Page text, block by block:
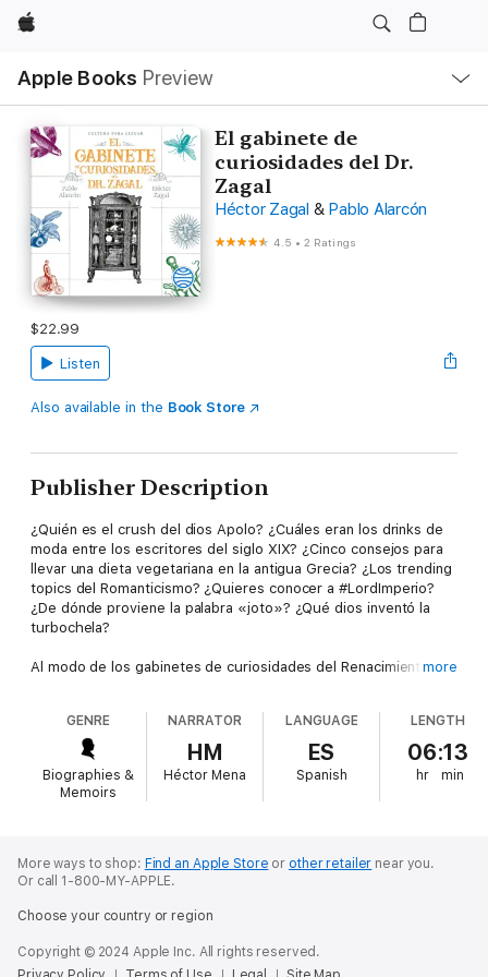
Apple
Apple Books Preview
Nav
Open
Menu
El gabinete de
curiosidades del Dr.
Zagal
Héctor Zagal & Pablo Alarcón
4.5 •2 Ratings
$22.99
Listen
Also available in the Book Store
Publisher Description
¿Quién es el crush del dios Apolo? ¿Cuáles eran los drinks de
moda entre los escritores del siglo XIX? ¿Cinco consejos para
llevar una dieta vegetariana en la antigua Grecia? ¿Los trending
topics del Romanticismo? ¿Quieres conocer a #LordImperio?
¿De dónde proviene la palabra «joto»? ¿Qué dios inventó la
turbochela?
Al modo de los gabinetes de curiosidades del Renacimiento y el
Zagal y Pablo Alarcón reúnen anécdotas para satisfacer
cualquier curiosidad.
Por estos capítulos desfilan personajes divinos como Tláloc y
Thor; villanos como Darth Vader y Barbanegra; filósofos como
Platón, y músicos como Mozart y Bob Marley; cuyas vidas se
more
GENRE
Biographies &
Memoirs
NARRATOR
HM
Héctor Mena
LANGUAGE
ES
Spanish
LENGTH
06:13
hr min
More ways to shop: Find an Apple Store or other retailer near you.
Or call 1-800-MY-APPLE.
Choose your country or region
Copyright © 2024 Apple Inc. All rights reserved.